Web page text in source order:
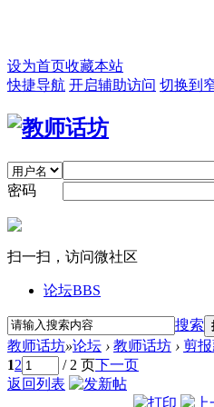
设为首页收藏本站
快捷导航 开启辅助访问 切换到
密码
扫一扫，访问微社区
论坛BBS
搜索
教师话坊»论坛 › 教师话坊 › 剪
12 / 2 页下一页
返回列表